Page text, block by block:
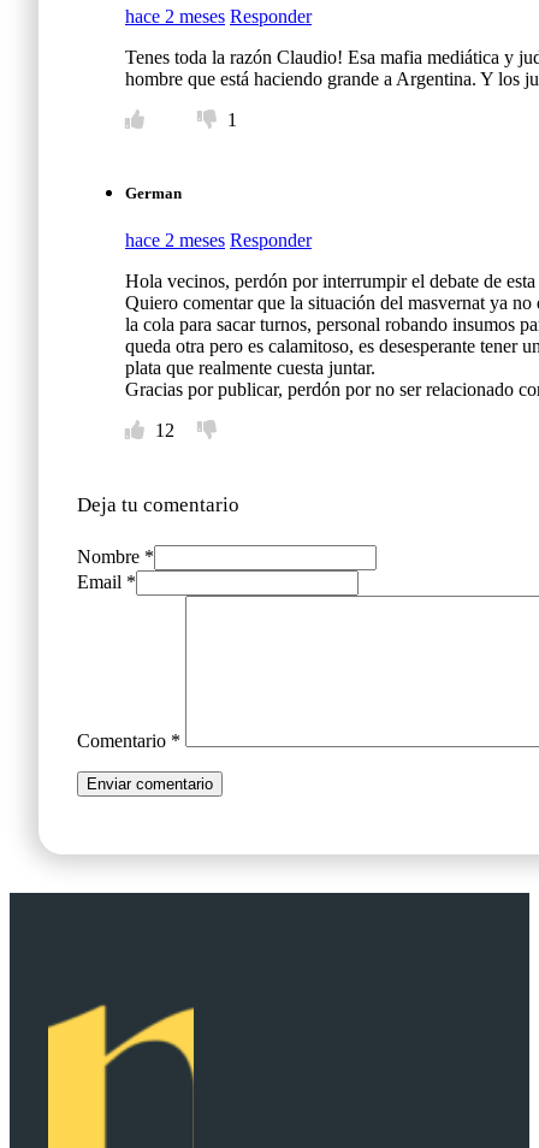
hace 2 meses Responder
Tenes toda la razón Claudio! Esa mafia mediática y
hombre que está haciendo grande a Argentina. Y los
1
German
hace 2 meses Responder
Hola vecinos, perdón por interrumpir el debate de esta
Quiero comentar que la situación del masvernat ya
la cola para sacar turnos, personal robando insumos
queda otra pero es calamitoso, es desesperante tener
plata que realmente cuesta juntar.
Gracias por publicar, perdón por no ser relacionado
12
Deja tu comentario
Nombre *
Email *
Comentario *